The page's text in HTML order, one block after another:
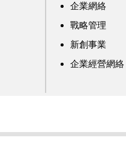
企業網絡
戰略管理
新創事業
企業經營網絡